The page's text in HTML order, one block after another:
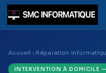
Accueil › Réparation
INTERVENTION À DOMICILE